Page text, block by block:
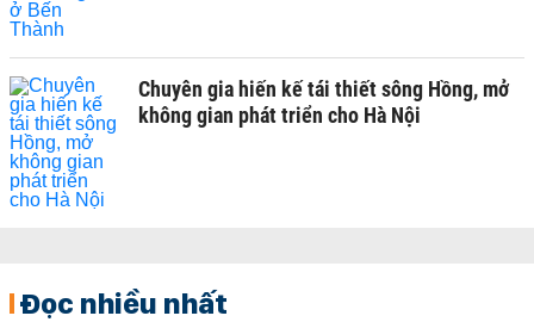
Chuyên gia hiến kế tái thiết sông Hồng, mở
không gian phát triển cho Hà Nội
Đọc nhiều nhất